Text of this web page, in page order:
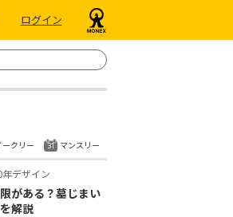
ログイン
デザイン
がある？墓じまい
解説
ークリー マンスリー